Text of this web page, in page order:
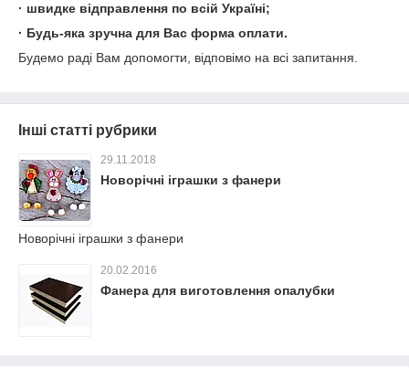
· швидке відправлення по всій Україні;
· Будь-яка зручна для Вас форма оплати.
Будемо раді Вам допомогти, відповімо на всі запитання.
Інші статті рубрики
29.11.2018
Новорічні іграшки з фанери
Новорічні іграшки з фанери
20.02.2016
Фанера для виготовлення опалубки